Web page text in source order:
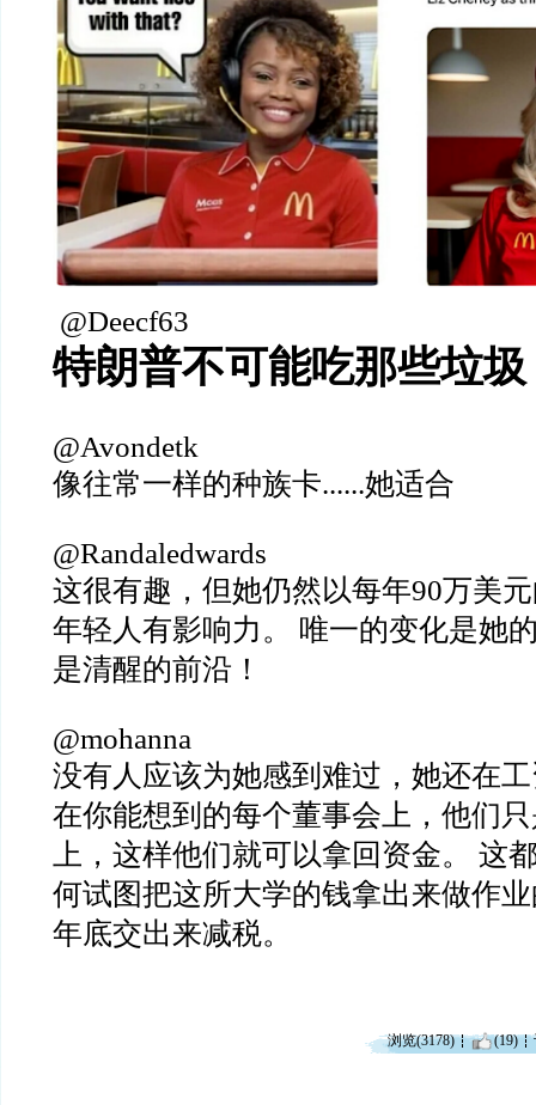
@Deecf63
特朗普不可能吃那些垃
@Avondetk
像往常一样的种族卡......她适合
@Randaledwards
这很有趣，但她仍然以每年90万美
年轻人有影响力。 唯一的变化是她
是清醒的前沿！
@mohanna
没有人应该为她感到难过，她还在
在你能想到的每个董事会上，他们
上，这样他们就可以拿回资金。 这
何试图把这所大学的钱拿出来做作
年底交出来减税。
浏览(3178) (19)